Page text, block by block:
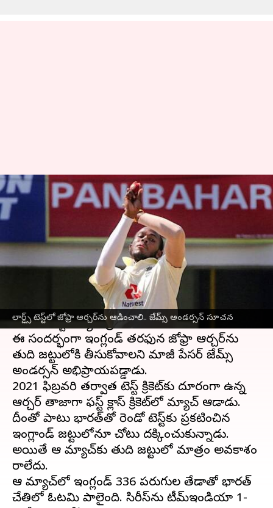
లార్డ్స్‌ టెస్ట్‌లో జోఫ్రా ఆర్చర్‌ను ఆడించాలి.. జేమ్స్ అండర్సన్ సూచన
Jofra archer: లార్డ్స్‌ టెస్ట్‌లో జోఫ్రా
ఆర్చర్‌ను ఆడించాలి.. జేమ్స్
అండర్సన్ సూచన
వ్రాసిన వారు Sirish Praharaju Jul 08, 2025 12:29 pm
జులై 10 నుంచి లార్డ్స్‌లోఇంగ్లండ్,టీమిండియా
మూడో టెస్ట్‌ మ్యాచ్‌ ప్రారంభం కానుంది.
ఈ సందర్భంగా ఇంగ్లండ్‌ తరఫున జోఫ్రా ఆర్చర్‌ను
తుది జట్టులోకి తీసుకోవాలని మాజీ పేసర్‌ జేమ్స్
అండర్సన్ అభిప్రాయపడ్డాడు.
2021 ఫిబ్రవరి తర్వాత టెస్ట్‌ క్రికెట్‌కు దూరంగా ఉన్న
ఆర్చర్‌ తాజాగా ఫస్ట్ క్లాస్ క్రికెట్‌లో మ్యాచ్ ఆడాడు.
దీంతో పాటు భారత్‌తో రెండో టెస్ట్‌కు ప్రకటించిన
ఇంగ్లాండ్‌ జట్టులోనూ చోటు దక్కించుకున్నాడు.
అయితే ఆ మ్యాచ్‌కు తుది జట్టులో మాత్రం అవకాశం
రాలేదు.
ఆ మ్యాచ్‌లో ఇంగ్లండ్‌ 336 పరుగుల తేడాతో భారత్
చేతిలో ఓటమి పాలైంది. సిరీస్‌ను టీమ్‌ఇండియా 1-